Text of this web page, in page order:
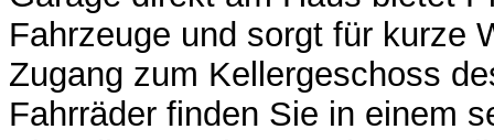
Fahrzeuge und sorgt für kurze
Zugang zum Kellergeschoss
Fahrräder finden Sie in einem